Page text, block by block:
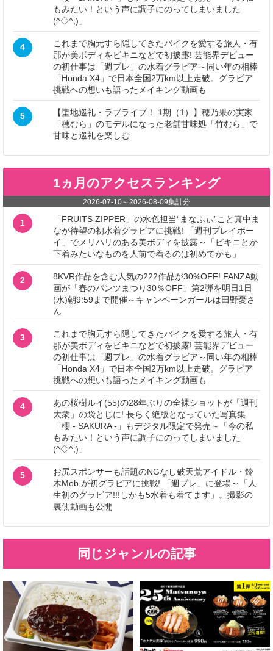
もみたい！という声に調子にのってしまいました
(^◇^;)」
4
これまで胸元すら隠してきたバイクを愛する旅人・有
那が美ボディをビキニなどで初披露! 芸能界デビュー
の初仕事は「週プレ」の水着グラビア～同い年の相棒
「Honda X4」で日本全国2万km以上走破。グラビア
挑戦への想いも語ったメイキング動画も
5
【聖地巡礼・ラブライブ！ 1期（1）】穂乃果の実家
「穂むら」のモデルになった老舗甘味処「竹むら」で
甘味と巡礼を楽しむ
1ヵ月のアクセスランキング
2026-07-10～2026-08-09集計分
1
「FRUITS ZIPPER」の水色担当“まなふぃ”こと真中ま
なが待望の初水着グラビアに挑戦! 「週刊プレイボー
イ」でメリハリのある美ボディを披露～「ビキニとか
下着みたいなものを人前で着るのは初めてかも」
2
8KVR作品を含む人気の222作品が30%OFF! FANZA動
画が「春のパンツまつり30％OFF」第2弾を明日1日
(水)朝9:59まで開催～キャンペーンガールは田野憂さ
ん
3
これまで胸元すら隠してきたバイクを愛する旅人・有
那が美ボディをビキニなどで初披露! 芸能界デビュー
の初仕事は「週プレ」の水着グラビア～同い年の相棒
「Honda X4」で日本全国2万km以上走破。グラビア
挑戦への想いも語ったメイキング動画も
4
あの桜樹ルイ(55)の28年ぶりの全裸ショットが「週刊
大衆」の袋とじに! 長らく絶版となっていた写真集
「櫻 - SAKURA -」もデジタル限定で発売～「今の私
もみたい！という声に調子にのってしまいました
(^◇^;)」
5
お尻スポンサーも話題のNGなし破天荒アイドル・鈴
木Mob.が初グラビアに挑戦! 「週プレ」に登場～「人
生初のグラビア!!!しかも5水着も着てます」。撮影の
裏側動画も公開
同じジャンルの記事